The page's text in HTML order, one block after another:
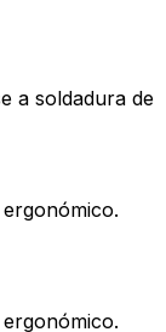
a soldadura de